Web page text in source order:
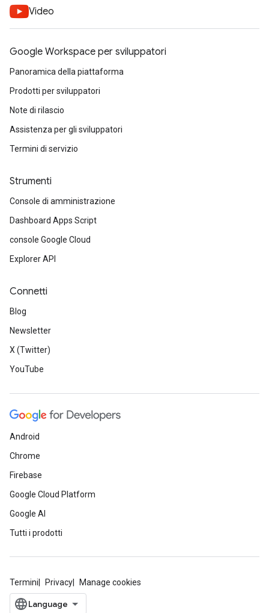
Video
Google Workspace per sviluppatori
Panoramica della piattaforma
Prodotti per sviluppatori
Note di rilascio
Assistenza per gli sviluppatori
Termini di servizio
Strumenti
Console di amministrazione
Dashboard Apps Script
console Google Cloud
Explorer API
Connetti
Blog
Newsletter
X (Twitter)
YouTube
Android
Chrome
Firebase
Google Cloud Platform
Google AI
Tutti i prodotti
Termini Privacy Manage cookies